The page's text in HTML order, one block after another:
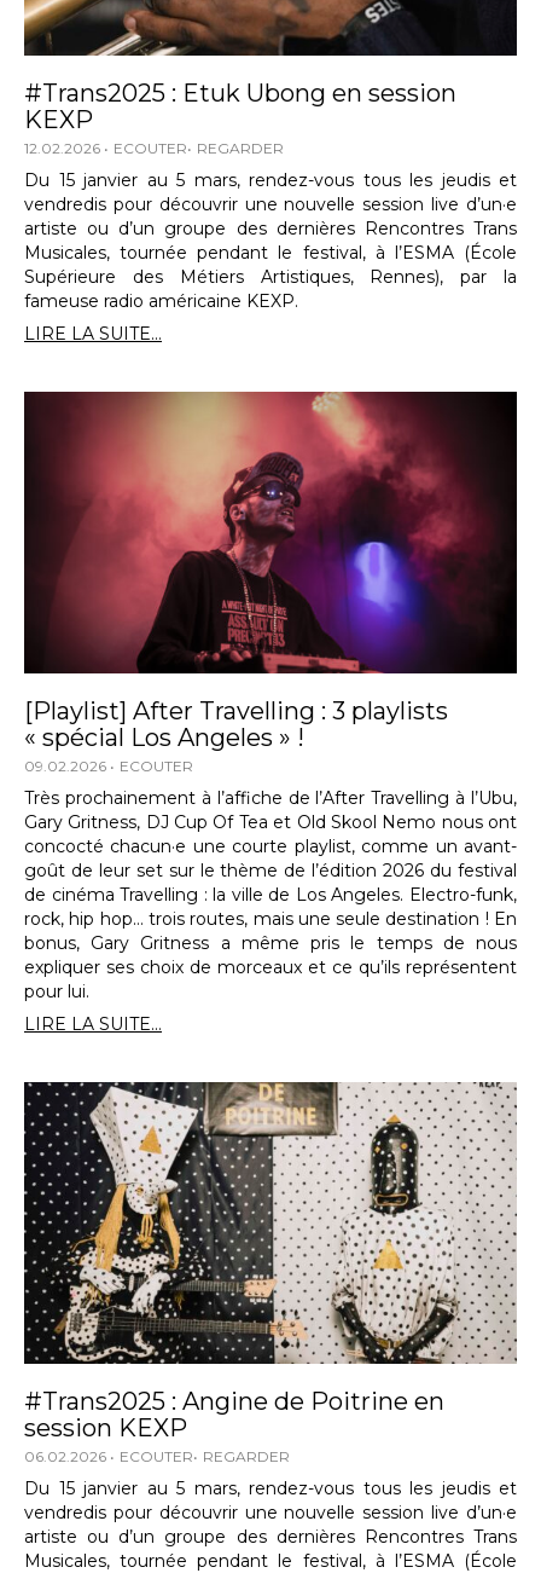
#Trans2025 : Etuk Ubong en session
KEXP
12.02.2026 ECOUTER REGARDER
Du 15 janvier au 5 mars, rendez-vous tous les jeudis et
vendredis pour découvrir une nouvelle session live d’un·e
artiste ou d’un groupe des dernières Rencontres Trans
Musicales, tournée pendant le festival, à l’ESMA (École
Supérieure des Métiers Artistiques, Rennes), par la
fameuse radio américaine KEXP.
LIRE LA SUITE...
[Playlist] After Travelling : 3 playlists
« spécial Los Angeles » !
09.02.2026 ECOUTER
Très prochainement à l’affiche de l’After Travelling à l’Ubu,
Gary Gritness, DJ Cup Of Tea et Old Skool Nemo nous ont
concocté chacun·e une courte playlist, comme un avant-
goût de leur set sur le thème de l’édition 2026 du festival
de cinéma Travelling : la ville de Los Angeles. Electro-funk,
rock, hip hop… trois routes, mais une seule destination ! En
bonus, Gary Gritness a même pris le temps de nous
expliquer ses choix de morceaux et ce qu’ils représentent
pour lui.
LIRE LA SUITE...
#Trans2025 : Angine de Poitrine en
session KEXP
06.02.2026 ECOUTER REGARDER
Du 15 janvier au 5 mars, rendez-vous tous les jeudis et
vendredis pour découvrir une nouvelle session live d’un·e
artiste ou d’un groupe des dernières Rencontres Trans
Musicales, tournée pendant le festival, à l’ESMA (École